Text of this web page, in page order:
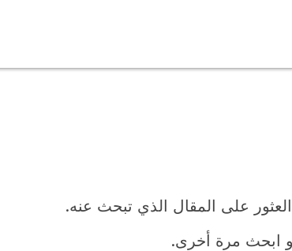
على المقال الذي تبحث عنه.
ابحث مرة أخرى.